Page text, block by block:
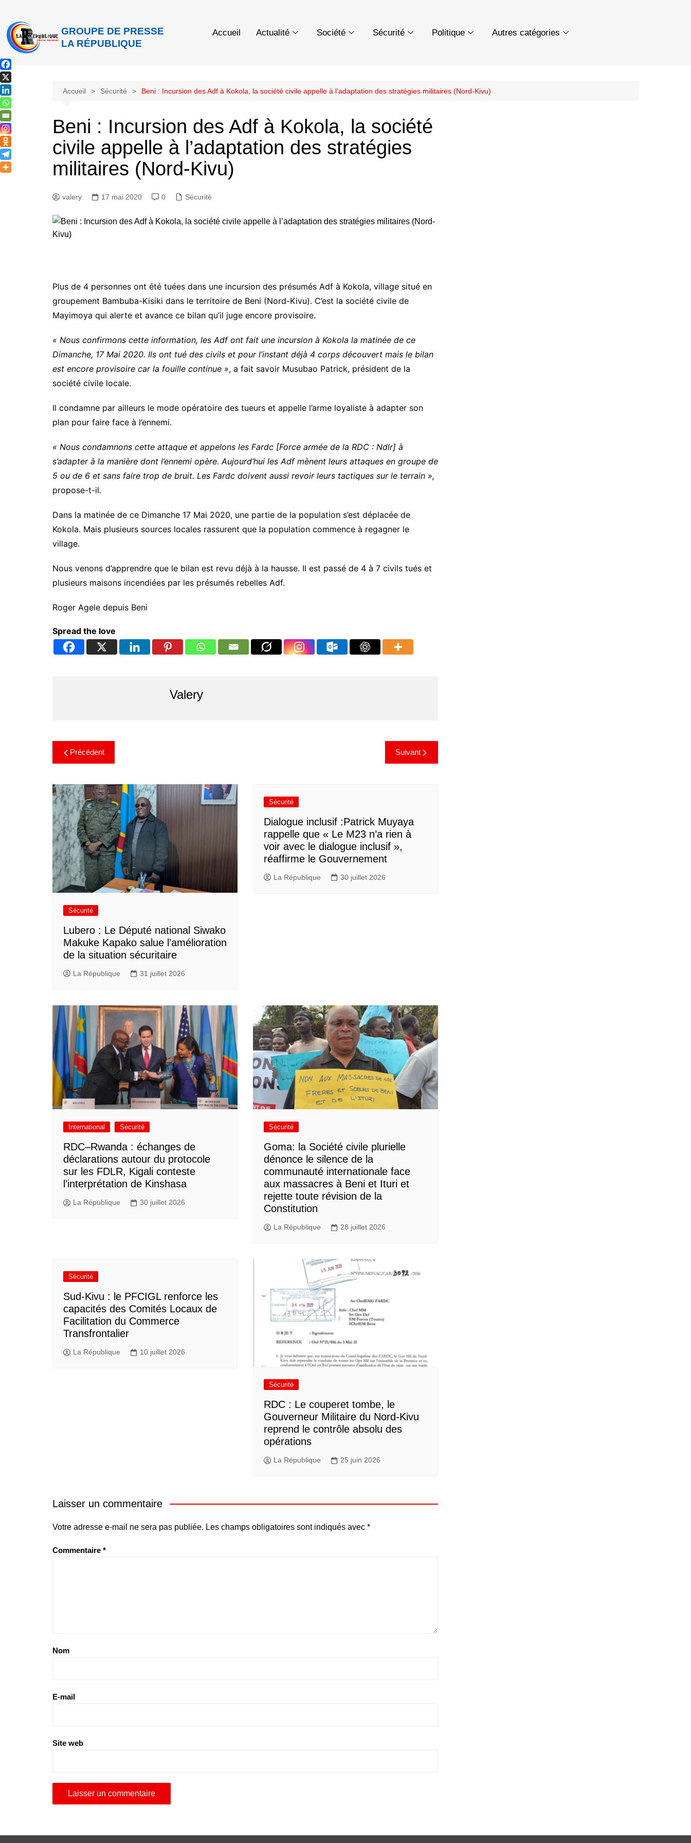
GROUPE DE PRESSE
LA RÉPUBLIQUE
Accueil Actualité Société Sécurité Politique Autres catégories
Accueil Sécurité Beni : Incursion des Adf à Kokola, la société civile appelle à l’adaptation des stratégies militaires (Nord-Kivu)
Beni : Incursion des Adf à Kokola, la société
civile appelle à l’adaptation des stratégies
militaires (Nord-Kivu)
valery 17 mai 2020 0 Sécurité
Plus de 4 personnes ont été tuées dans une incursion des présumés Adf à Kokola, village situé en
groupement Bambuba-Kisiki dans le territoire de Beni (Nord-Kivu). C’est la société civile de
Mayimoya qui alerte et avance ce bilan qu’il juge encore provisoire.
« Nous confirmons cette information, les Adf ont fait une incursion à Kokola la matinée de ce
Dimanche, 17 Mai 2020. Ils ont tué des civils et pour l’instant déjà 4 corps découvert mais le bilan
est encore provisoire car la fouille continue », a fait savoir Musubao Patrick, président de la
société civile locale.
Il condamne par ailleurs le mode opératoire des tueurs et appelle l’arme loyaliste à adapter son
plan pour faire face à l’ennemi.
« Nous condamnons cette attaque et appelons les Fardc [Force armée de la RDC : Ndlr] à
s’adapter à la manière dont l’ennemi opère. Aujourd’hui les Adf mènent leurs attaques en groupe de
5 ou de 6 et sans faire trop de bruit. Les Fardc doivent aussi revoir leurs tactiques sur le terrain »,
propose-t-il.
Dans la matinée de ce Dimanche 17 Mai 2020, une partie de la population s’est déplacée de
Kokola. Mais plusieurs sources locales rassurent que la population commence à regagner le
village.
Nous venons d’apprendre que le bilan est revu déjà à la hausse. Il est passé de 4 à 7 civils tués et
plusieurs maisons incendiées par les présumés rebelles Adf.
Roger Agele depuis Beni
Spread the love
Valery
Précédent Suivant
Sécurité
Lubero : Le Député national Siwako
Makuke Kapako salue l’amélioration
de la situation sécuritaire
La République 31 juillet 2026
Sécurité
Dialogue inclusif :Patrick Muyaya
rappelle que « Le M23 n’a rien à
voir avec le dialogue inclusif »,
réaffirme le Gouvernement
La République 30 juillet 2026
International Sécurité
RDC–Rwanda : échanges de
déclarations autour du protocole
sur les FDLR, Kigali conteste
l’interprétation de Kinshasa
La République 30 juillet 2026
Sécurité
Goma: la Société civile plurielle
dénonce le silence de la
communauté internationale face
aux massacres à Beni et Ituri et
rejette toute révision de la
Constitution
La République 28 juillet 2026
Sécurité
Sud-Kivu : le PFCIGL renforce les
capacités des Comités Locaux de
Facilitation du Commerce
Transfrontalier
La République 10 juillet 2026
Sécurité
RDC : Le couperet tombe, le
Gouverneur Militaire du Nord-Kivu
reprend le contrôle absolu des
opérations
La République 25 juin 2026
Laisser un commentaire
Votre adresse e-mail ne sera pas publiée. Les champs obligatoires sont indiqués avec *
Commentaire *
Nom
E-mail
Site web